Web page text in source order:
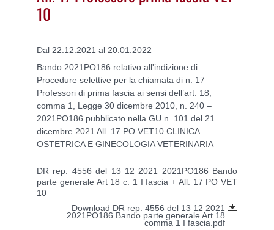
10
Dal 22.12.2021 al 20.01.2022
Bando 2021PO186 relativo all'indizione di
Procedure selettive per la chiamata di n. 17
Professori di prima fascia ai sensi dell’art. 18,
comma 1, Legge 30 dicembre 2010, n. 240 –
2021PO186 pubblicato nella GU n. 101 del 21
dicembre 2021 All. 17 PO VET10 CLINICA
OSTETRICA E GINECOLOGIA VETERINARIA
DR rep. 4556 del 13 12 2021 2021PO186 Bando
parte generale Art 18 c. 1 I fascia + All. 17 PO VET
10
Download DR rep. 4556 del 13 12 2021
2021PO186 Bando parte generale Art 18
comma 1 I fascia.pdf